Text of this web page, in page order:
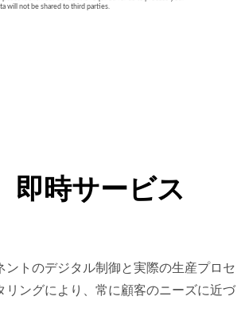
即時サービス
ントのデジタル制御と実際の生産プロセ
リングにより、常に顧客のニーズに近づ